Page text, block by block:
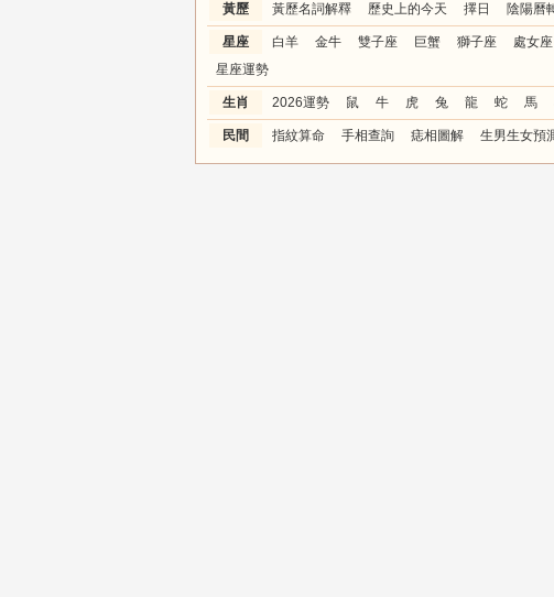
黃歷 黃歷名詞解釋 歷史上的今天 擇日 陰陽曆
星座 白羊 金牛 雙子座 巨蟹 獅子座 處女座
星座運勢
生肖 2026運勢 鼠 牛 虎 兔 龍 蛇 馬
民間 指紋算命 手相查詢 痣相圖解 生男生女預